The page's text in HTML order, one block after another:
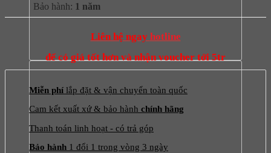
Bảo hành: 1 năm
Liên hệ ngay hotline
để có giá tốt hơn và nhận voucher tới 5tr
Miễn phí lắp đặt & vận chuyển toàn quốc
Cam kết xuất xứ & bảo hành chính hãng
Thanh toán linh hoạt - có trả góp
Bảo hành 1 đổi 1 trong vòng 3 ngày